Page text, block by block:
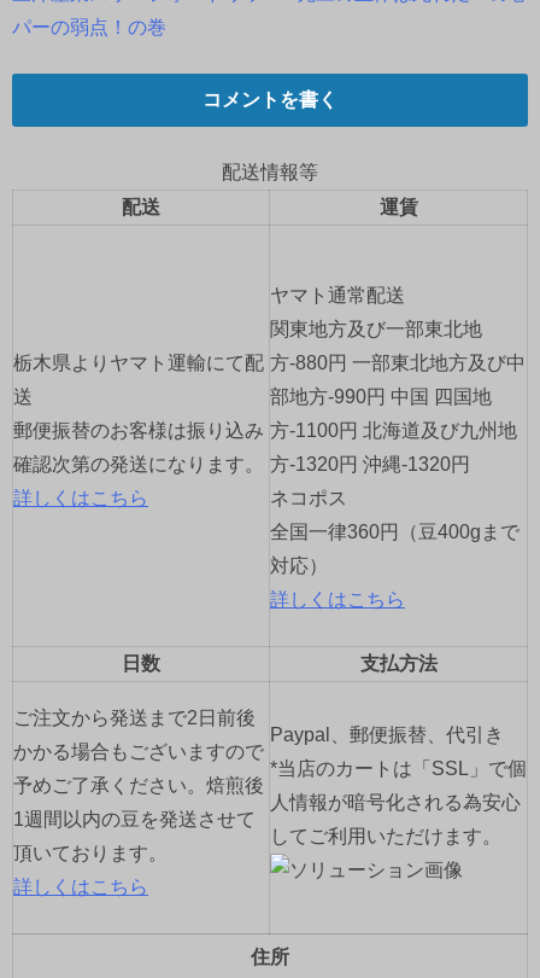
稿
ナ
ビ
ー
ン
パーの弱点！の巻
コメントを書く
配送情報等
配送
運賃
栃木県よりヤマト運輸にて配
送
郵便振替のお客様は振り込み
確認次第の発送になります。
詳しくはこちら
ヤマト通常配送
関東地方及び一部東北地
方-880円 一部東北地方及び中
部地方-990円 中国 四国地
方-1100円 北海道及び九州地
方-1320円 沖縄-1320円
ネコポス
全国一律360円（豆400gまで
対応）
詳しくはこちら
日数 支払方法
ご注文から発送まで2日前後
かかる場合もございますので
予めご了承ください。焙煎後
1週間以内の豆を発送させて
頂いております。
詳しくはこちら
Paypal、郵便振替、代引き
*当店のカートは「SSL」で個
人情報が暗号化される為安心
してご利用いただけます。
住所